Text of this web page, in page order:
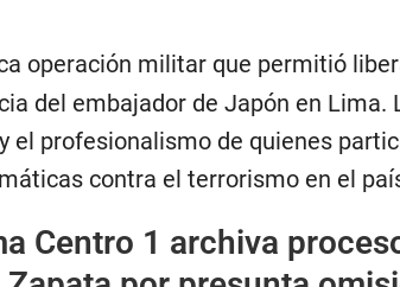
operación militar que permitió
del embajador de Japón en Lima.
el profesionalismo de quienes
contra el terrorismo en el
Centro 1 archiva